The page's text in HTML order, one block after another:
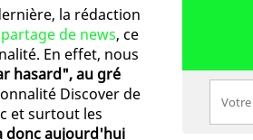
la rédaction
de news, ce
En effet, nous
hasard", au gré
Discover de
et surtout les
donc aujourd'hui